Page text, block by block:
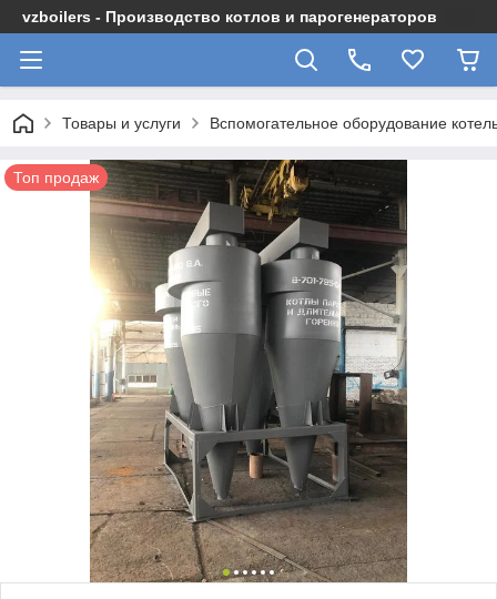
vzboilers - Производство котлов и парогенераторов
Товары и услуги Вспомогательное оборудование
Топ продаж